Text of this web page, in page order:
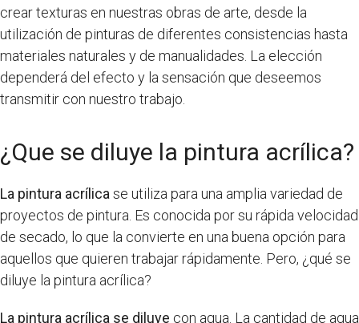
crear texturas en nuestras obras de arte, desde la
utilización de pinturas de diferentes consistencias hasta
materiales naturales y de manualidades. La elección
dependerá del efecto y la sensación que deseemos
transmitir con nuestro trabajo.
¿Que se diluye la pintura acrílica?
La pintura acrílica se utiliza para una amplia variedad de
proyectos de pintura. Es conocida por su rápida velocidad
de secado, lo que la convierte en una buena opción para
aquellos que quieren trabajar rápidamente. Pero, ¿qué se
diluye la pintura acrílica?
La pintura acrílica se diluye con agua. La cantidad de agua